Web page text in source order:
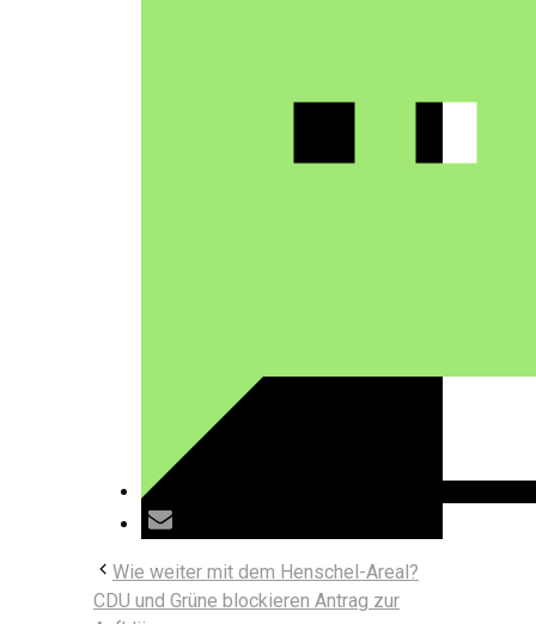
Wie weiter mit dem Henschel-Areal?
CDU und Grüne blockieren Antrag zur